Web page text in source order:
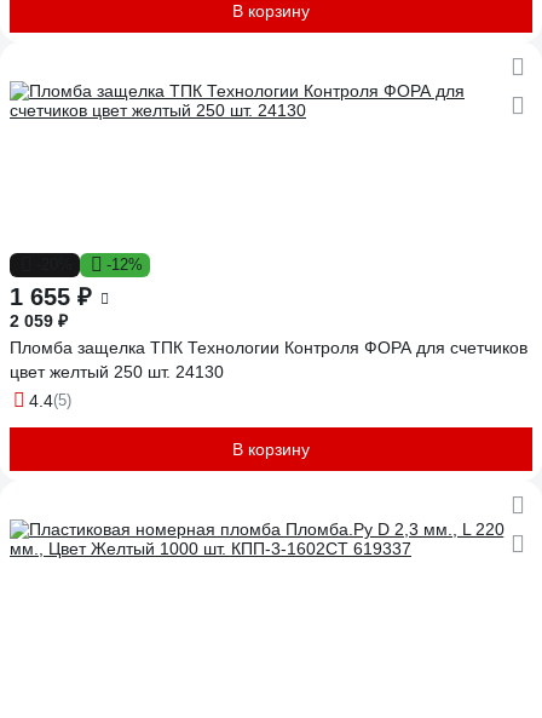
В корзину
-12%
1 655 ₽
2 059 ₽
Пломба защелка ТПК Технологии Контроля ФОРА для счетчиков
цвет желтый 250 шт. 24130
4.4(5)
В корзину